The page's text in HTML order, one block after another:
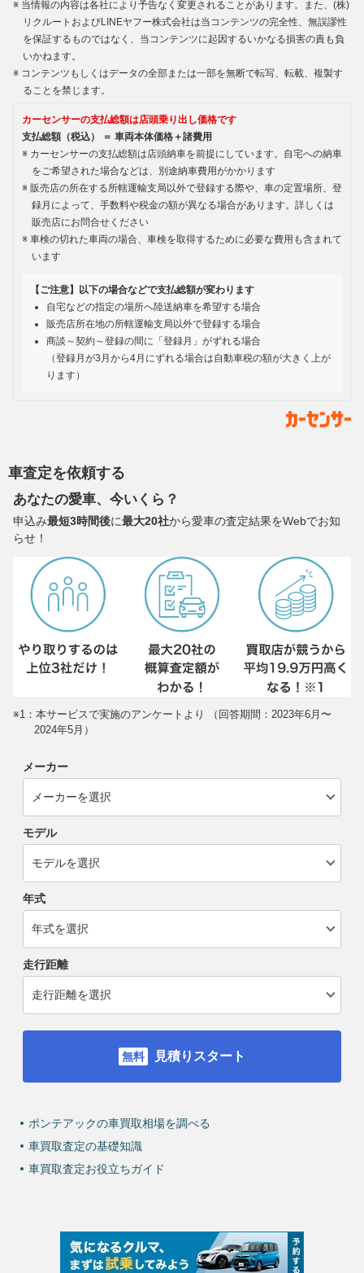
当情報の内容は各社により予告なく変更されることがあります。また、(株)
リクルートおよびLINEヤフー株式会社は当コンテンツの完全性、無誤謬性
を保証するものではなく、当コンテンツに起因するいかなる損害の責も負
いかねます。
コンテンツもしくはデータの全部または一部を無断で転写、転載、複製す
ることを禁じます。
カーセンサーの支払総額は店頭乗り出し価格です
支払総額（税込） ＝ 車両本体価格＋諸費用
カーセンサーの支払総額は店頭納車を前提にしています。自宅への納車
をご希望された場合などは、別途納車費用がかかります
販売店の所在する所轄運輸支局以外で登録する際や、車の定置場所、登
録月によって、手数料や税金の額が異なる場合があります。詳しくは
販売店にお問合せください
車検の切れた車両の場合、車検を取得するために必要な費用も含まれて
います
【ご注意】以下の場合などで支払総額が変わります
自宅などの指定の場所へ陸送納車を希望する場合
販売店所在地の所轄運輸支局以外で登録する場合
商談～契約～登録の間に「登録月」がずれる場合
（登録月が3月から4月にずれる場合は自動車税の額が大きく上が
ります）
車査定を依頼する
あなたの愛車、今いくら？
申込み最短3時間後に最大20社から愛車の査定結果をWebでお知
らせ！
※1：本サービスで実施のアンケートより （回答期間：2023年6月〜
2024年5月）
メーカー
モデル
年式
走行距離
見積りスタート
ポンテアックの車買取相場を調べる
車買取査定の基礎知識
車買取査定お役立ちガイド